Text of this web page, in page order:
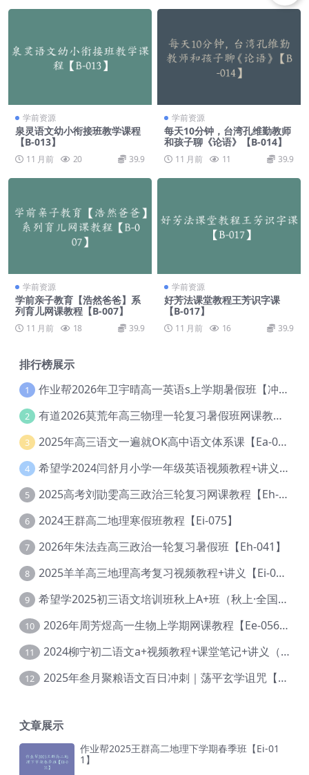
学前资源
泉灵语文幼小衔接班教学课程
【B-013】
11 月前 20 39.9
学前资源
每天10分钟，台湾孔维勤教师
和孩子聊《论语》【B-014】
11 月前 11 39.9
学前资源
学前亲子教育【浩然爸爸】系
列育儿网课教程【B-007】
11 月前 18 39.9
学前资源
好芳法课堂教程王芳识字课
【B-017】
11 月前 16 39.9
排行榜展示
1 作业帮2026年卫宇晴高一英语s上学期暑假班【冲顶班】【Ec-003】
2 有道2026莫荒年高三物理一轮复习暑假班网课教程【Ef-044】
3 2025年高三语文一遍就OK高中语文体系课【Ea-028】
4 希望学2024闫舒月小学一年级英语视频教程+讲义【Cc-004】
5 2025高考刘勖雯高三政治三轮复习网课教程【Eh-061】
6 2024王群高二地理寒假班教程【Ei-075】
7 2026年朱法垚高三政治一轮复习暑假班【Eh-041】
8 2025羊羊高三地理高考复习视频教程+讲义【Ei-051】
9 希望学2025初三语文培训班秋上A+班（秋上·全国版·A+）【Da-031】
10 2026年周芳煜高一生物上学期网课教程【Ee-056】
11 2024柳宁初二语文a+视频教程+课堂笔记+讲义（暑假班+秋季班）【Da-003】
12 2025年叁月聚粮语文百日冲刺｜荡平玄学诅咒【Ea-001】
文章展示
作业帮2025王群高二地理下学期春季班【Ei-01
1】